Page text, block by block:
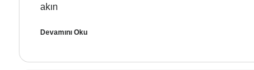
akın
Devamını Oku